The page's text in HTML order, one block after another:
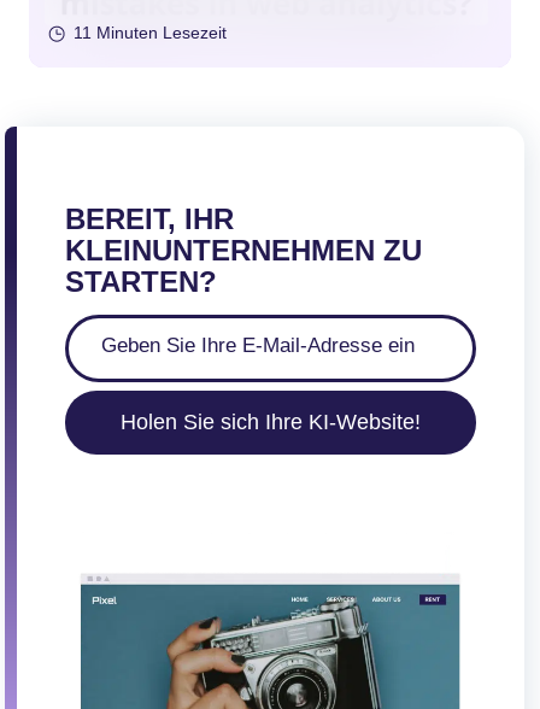
11 Minuten Lesezeit
BEREIT, IHR
KLEINUNTERNEHMEN ZU
STARTEN?
Holen Sie sich Ihre KI-Website!